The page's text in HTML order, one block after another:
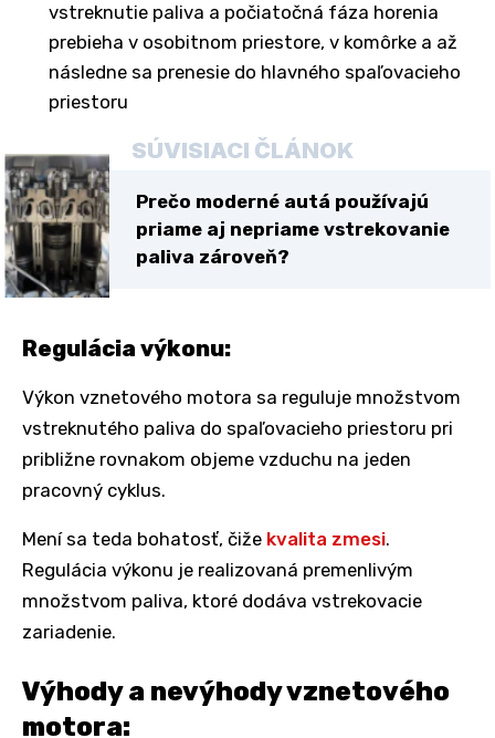
vstreknutie paliva a počiatočná fáza horenia
prebieha v osobitnom priestore, v komôrke a až
následne sa prenesie do hlavného spaľovacieho
priestoru
SÚVISIACI ČLÁNOK
Prečo moderné autá používajú
priame aj nepriame vstrekovanie
paliva zároveň?
Regulácia výkonu:
Výkon vznetového motora sa reguluje množstvom
vstreknutého paliva do spaľovacieho priestoru pri
približne rovnakom objeme vzduchu na jeden
pracovný cyklus.
Mení sa teda bohatosť, čiže kvalita zmesi.
Regulácia výkonu je realizovaná premenlivým
množstvom paliva, ktoré dodáva vstrekovacie
zariadenie.
Výhody a nevýhody vznetového
motora: